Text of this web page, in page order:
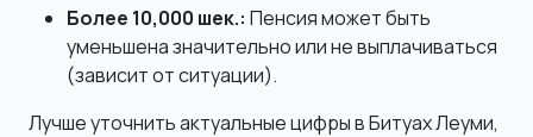
Более 10,000 шек.: Пенсия может быть
уменьшена значительно или не выплачиваться
(зависит от ситуации).
Лучше уточнить актуальные цифры в Битуах Леуми,